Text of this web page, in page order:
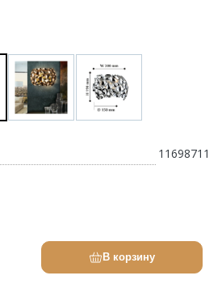
11698711
В корзину